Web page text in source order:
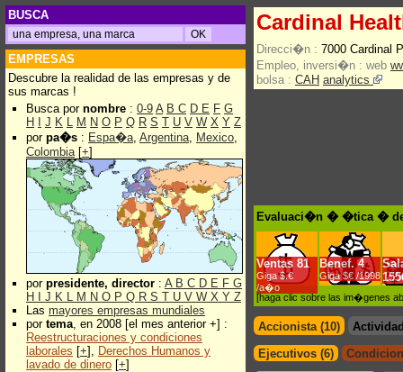
BUSCA
EMPRESAS
Descubre la realidad de las empresas y de
sus marcas !
Busca por nombre : 0-9 A B C D E F G
H
J K L M N O P Q R S T U V W X Y Z
por pa�s : Espa�a, Argentina, Mexico,
Colombia[+]
por presidente, director : A B C D E F G
H
J K L M N O P Q R S T U V W X Y Z
Las mayores empresas mundiales
por tema, en 2008 [el mes anterior +] :
Reestructuraciones y condiciones
laborales [+], Derechos Humanos y
lavado de dinero [+]
Cardinal
Direcci�n : 7000 Cardinal
Empleo, inversi�n : web
bolsa : CAH analytics
Evaluaci�n � �tica �
Ventas 81
Giga $.€
/a�o
Benef. 4
Giga $€ /1998
[haga clic sobre las im�genes
Accionista (10)
Ejecutivos (6)